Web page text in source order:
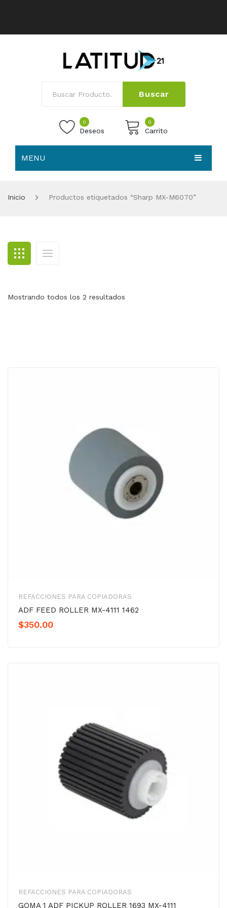
Buscar
0
Deseos
0
Carrito
MENU
BLOG
CONTACTO
Inicio Productos etiquetados “Sharp MX-M6070”
Mostrando todos los 2 resultados
REFACCIONES PARA COPIADORAS
ADF FEED ROLLER MX-4111 1462
$350.00
REFACCIONES PARA COPIADORAS
GOMA 1 ADF PICKUP ROLLER 1693 MX-4111